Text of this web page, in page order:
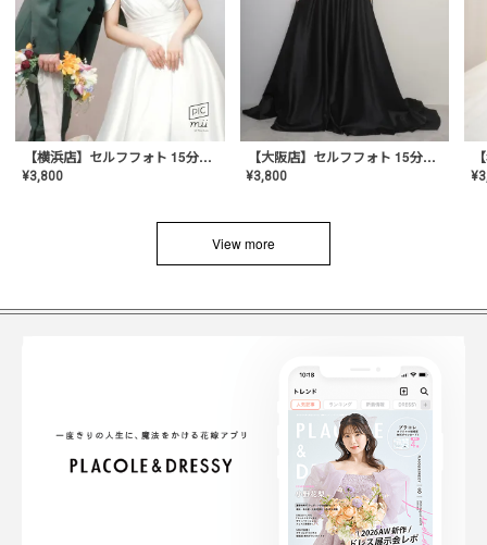
【横浜店】セルフフォト 15分撮り放題プラン
¥3,800
【大阪店】セルフフォト 15分撮り放題プラン
¥3,800 ¥
View more